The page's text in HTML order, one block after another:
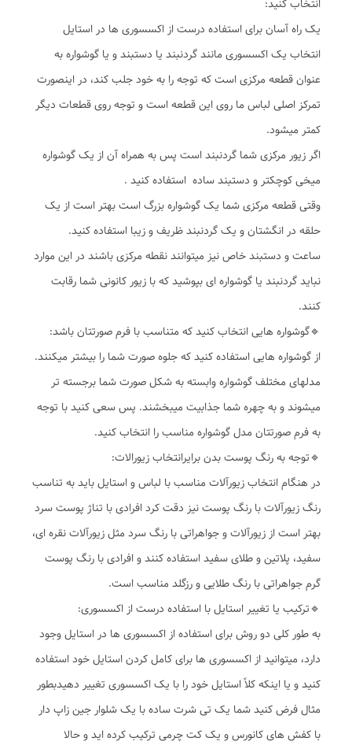
انتخاب کنید:
یک راه آسان برای استفاده درست از اکسسوری ها در استایل
انتخاب یک اکسسوری مانند گردنبند یا دستبند و یا گوشواره به
عنوان قطعه مرکزی است که توجه را به خود جلب کند، در اینصورت
تمرکز اصلی لباس ما روی این قطعه است و توجه روی قطعات دیگر
کمتر میشود.
اگر زیور مرکزی شما گردنبند است پس به همراه آن از یک گوشواره
میخی کوچکتر و دستبند ساده استفاده کنید .
وقتی قطعه مرکزی شما یک گوشواره بزرگ است بهتر است از یک
حلقه در انگشتان و یک گردنبند ظریف و زیبا استفاده کنید.
ساعت و دستبند خاص نیز میتوانند نقطه مرکزی باشند در این موارد
نباید گردنبند یا گوشواره ای بپوشید که با زیور کانونی شما رقابت
کنند.
🔹️گوشواره هایی انتخاب کنید که متناسب با فرم صورتتان باشد:
از گوشواره هایی استفاده کنید که جلوه صورت شما را بیشتر میکنند.
مدلهای مختلف گوشواره وابسته به شکل صورت شما برجسته تر
میشوند و به چهره شما جذابیت میبخشند. پس سعی کنید با توجه
به فرم صورتتان مدل گوشواره مناسب را انتخاب کنید.
🔹️توجه به رنگ پوست بدن برایرانتخاب زیورالات:
در هنگام انتخاب زیورآلات مناسب با لباس و استایل باید به تناسب
رنگ زیورآلات با رنگ پوست نیز دقت کرد افرادی با تناژ پوست سرد
بهتر است از زیورآلات و جواهراتی با رنگ سرد مثل زیورآلات نقره ای،
سفید، پلاتین و طلای سفید استفاده کنند و افرادی با رنگ پوست
گرم جواهراتی با رنگ طلایی و رزگلد مناسب است.
🔹️ترکیب یا تغییر استایل با استفاده درست از اکسسوری:
به طور کلی دو روش برای استفاده از اکسسوری ها در استایل وجود
دارد، میتوانید از اکسسوری ها برای کامل کردن استایل خود استفاده
کنید و یا اینکه کلاً استایل خود را با یک اکسسوری تغییر دهیدبطور
مثال فرض کنید شما یک تی شرت ساده با یک شلوار جین زاپ دار
با کفش های کانورس و یک کت چرمی ترکیب کرده اید و حالا